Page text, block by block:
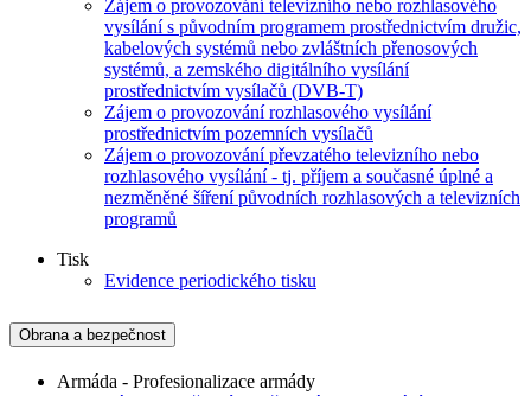
Zájem o provozování televizního nebo rozhlasového
vysílání s původním programem prostřednictvím družic,
kabelových systémů nebo zvláštních přenosových
systémů, a zemského digitálního vysílání
prostřednictvím vysílačů (DVB-T)
Zájem o provozování rozhlasového vysílání
prostřednictvím pozemních vysílačů
Zájem o provozování převzatého televizního nebo
rozhlasového vysílání - tj. příjem a současné úplné a
nezměněné šíření původních rozhlasových a televizních
programů
Tisk
Evidence periodického tisku
Obrana a bezpečnost
Armáda - Profesionalizace armády